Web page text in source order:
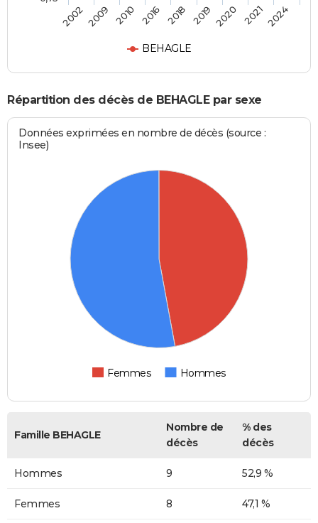
BEHAGLE
20022009 2010 2016 2018 2019 2020 20212024
Répartition des décès de BEHAGLE par sexe
Données exprimées en nombre de décès (source :
Insee)
Femmes Hommes
Famille BEHAGLE
Nombre de
décès
% des
décès
Hommes 9 52,9 %
Femmes 8 47,1 %